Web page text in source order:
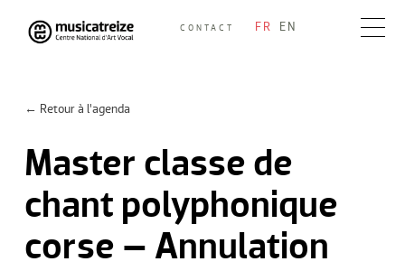
Skip
to
CONTACT FR EN
← Retour à l’agenda
Master classe de
chant polyphonique
corse – Annulation